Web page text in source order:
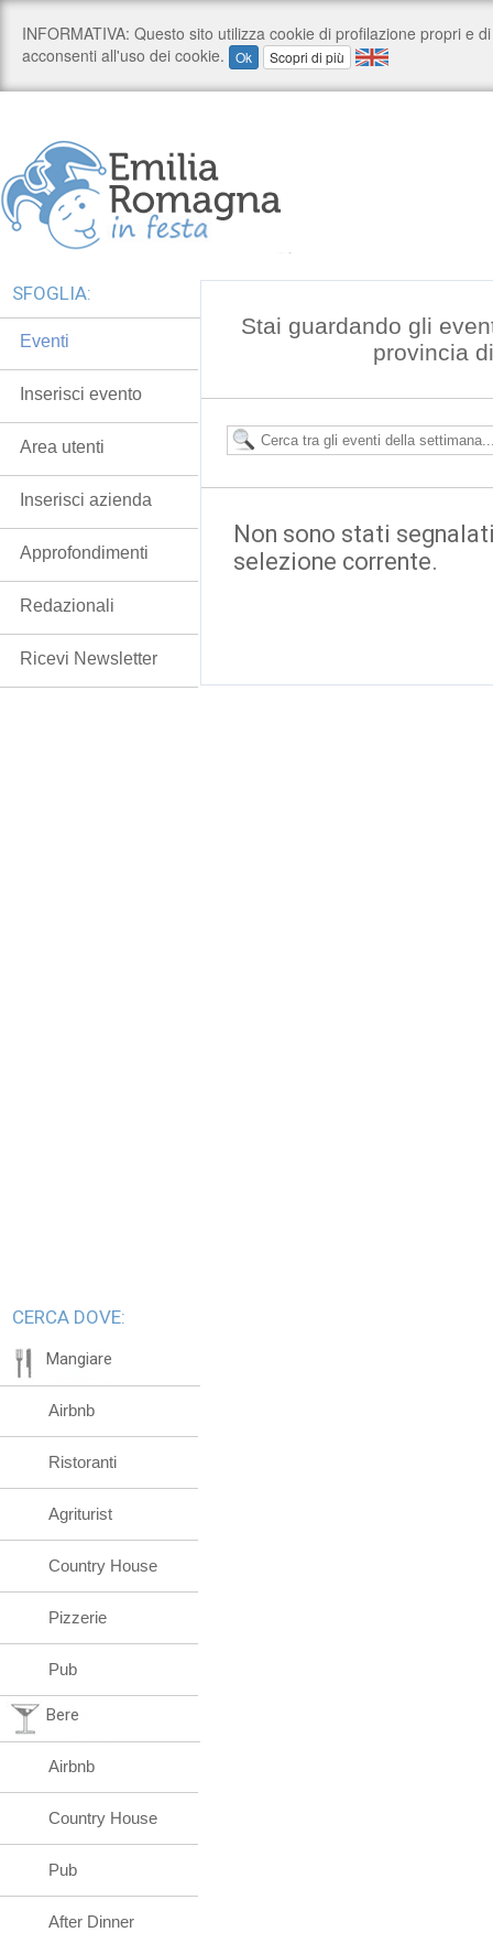
Stai guardando gli
provincia
Non sono stati
selezione corrente.
SFOGLIA:
Eventi
Inserisci evento
Area utenti
Inserisci azienda
Approfondimenti
Redazionali
Ricevi Newsletter
CERCA DOVE:
Mangiare
Airbnb
Ristoranti
Agriturist
Country House
Pizzerie
Pub
Bere
Airbnb
Country House
Pub
After Dinner